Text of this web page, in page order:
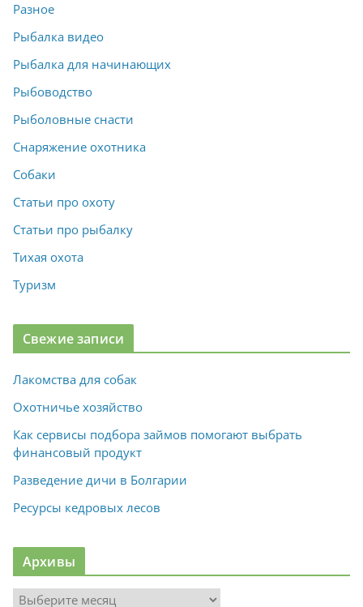
Разное
Рыбалка видео
Рыбалка для начинающих
Рыбоводство
Рыболовные снасти
Снаряжение охотника
Собаки
Статьи про охоту
Статьи про рыбалку
Тихая охота
Туризм
Свежие записи
Лакомства для собак
Охотничье хозяйство
Как сервисы подбора займов помогают выбрать
финансовый продукт
Разведение дичи в Болгарии
Ресурсы кедровых лесов
Архивы